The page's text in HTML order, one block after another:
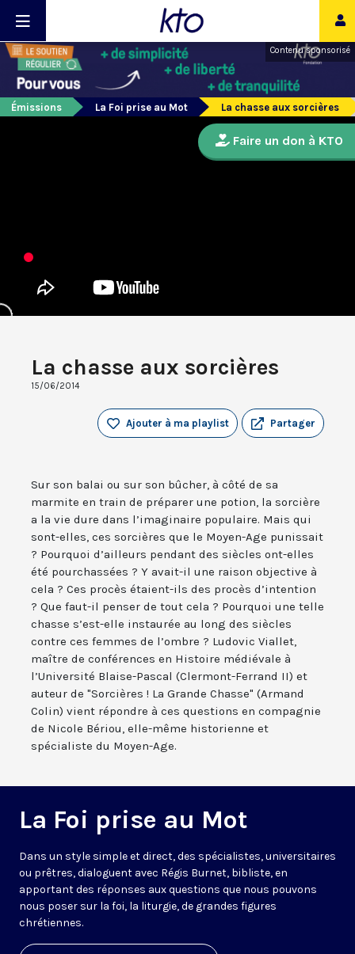
Contenu sponsorisé
Émissions La Foi prise au Mot La chasse aux sorcières
La chasse aux sorcières
15/06/2014
Partager
Ajouter à ma playlist
Sur son balai ou sur son bûcher, à côté de sa
marmite en train de préparer une potion, la sorcière
a la vie dure dans l’imaginaire populaire. Mais qui
sont-elles, ces sorcières que le Moyen-Age punissait
? Pourquoi d’ailleurs pendant des siècles ont-elles
été pourchassées ? Y avait-il une raison objective à
cela ? Ces procès étaient-ils des procès d’intention
? Que faut-il penser de tout cela ? Pourquoi une telle
chasse s’est-elle instaurée au long des siècles
contre ces femmes de l’ombre ? Ludovic Viallet,
maître de conférences en Histoire médiévale à
l’Université Blaise-Pascal (Clermont-Ferrand II) et
auteur de "Sorcières ! La Grande Chasse" (Armand
Colin) vient répondre à ces questions en compagnie
de Nicole Bériou, elle-même historienne et
spécialiste du Moyen-Age.
La Foi prise au Mot
Dans un style simple et direct, des spécialistes, universitaires
ou prêtres, dialoguent avec Régis Burnet, bibliste, en
apportant des réponses aux questions que nous pouvons
nous poser sur la foi, la liturgie, de grandes figures
chrétiennes.
Faire un don à KTO